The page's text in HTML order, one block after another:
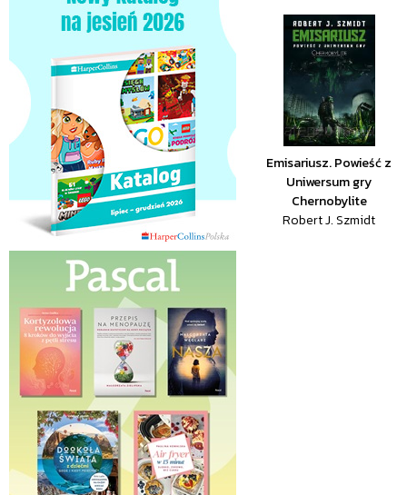
Emisariusz. Powieść z
Uniwersum gry
Chernobylite
Robert J. Szmidt